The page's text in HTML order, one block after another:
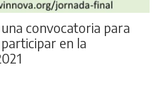
convocatoria para
en la